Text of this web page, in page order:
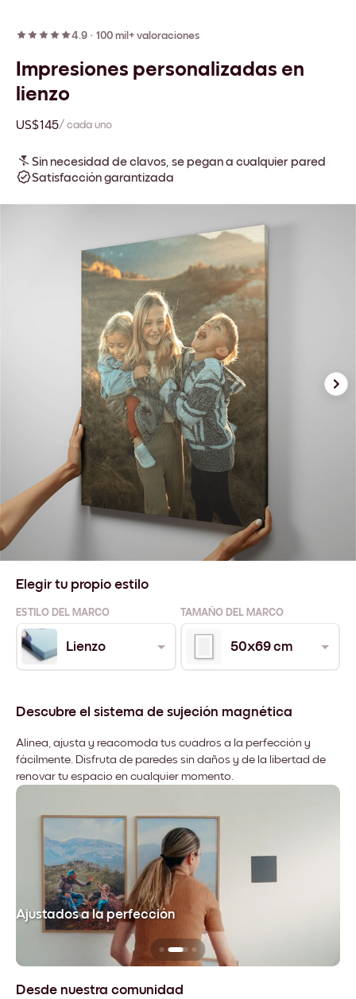
4.9 · 100 mil+ valoraciones
Impresiones personalizadas en
lienzo
US$145/ cada uno
Sin necesidad de clavos, se pegan a cualquier pared
Satisfacción garantizada
Elegir tu propio estilo
ESTILO DEL MARCO TAMAÑO DEL MARCO
Lienzo 50x69 cm
Descubre el sistema de sujeción magnética
Alinea, ajusta y reacomoda tus cuadros a la perfección y
fácilmente. Disfruta de paredes sin daños y de la libertad de
renovar tu espacio en cualquier momento.
Ajustados a la perfección
Desde nuestra comunidad